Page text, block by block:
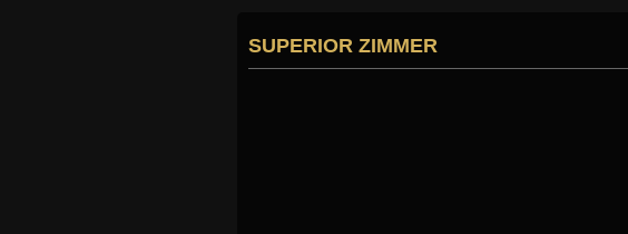
SUPERIOR ZIMMER